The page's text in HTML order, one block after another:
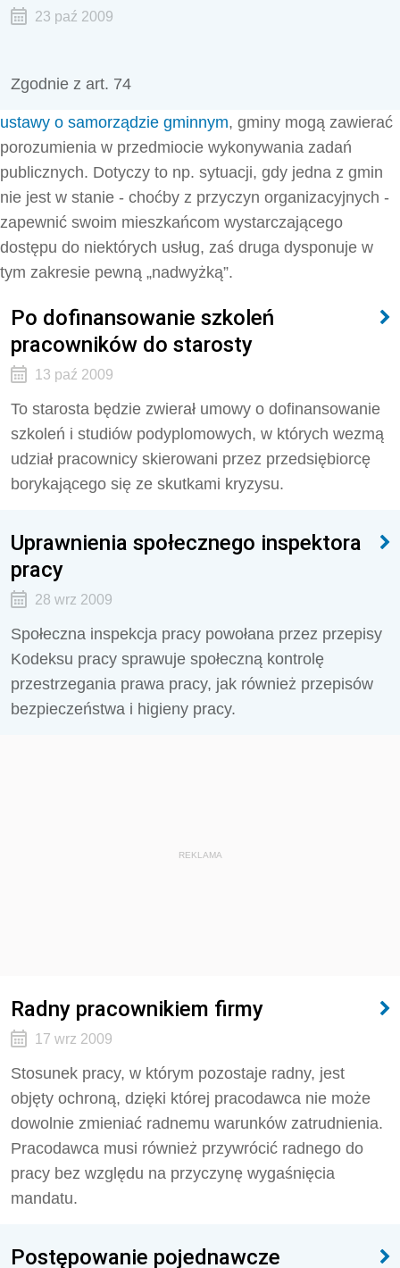
23 paź 2009
Zgodnie z art. 74
ustawy o samorządzie gminnym, gminy mogą zawierać
porozumienia w przedmiocie wykonywania zadań
publicznych. Dotyczy to np. sytuacji, gdy jedna z gmin
nie jest w stanie - choćby z przyczyn organizacyjnych -
zapewnić swoim mieszkańcom wystarczającego
dostępu do niektórych usług, zaś druga dysponuje w
tym zakresie pewną „nadwyżką”.
Po dofinansowanie szkoleń
pracowników do starosty
13 paź 2009
To starosta będzie zwierał umowy o dofinansowanie
szkoleń i studiów podyplomowych, w których wezmą
udział pracownicy skierowani przez przedsiębiorcę
borykającego się ze skutkami kryzysu.
Uprawnienia społecznego inspektora
pracy
28 wrz 2009
Społeczna inspekcja pracy powołana przez przepisy
Kodeksu pracy sprawuje społeczną kontrolę
przestrzegania prawa pracy, jak również przepisów
bezpieczeństwa i higieny pracy.
REKLAMA
Radny pracownikiem firmy
17 wrz 2009
Stosunek pracy, w którym pozostaje radny, jest
objęty ochroną, dzięki której pracodawca nie może
dowolnie zmieniać radnemu warunków zatrudnienia.
Pracodawca musi również przywrócić radnego do
pracy bez względu na przyczynę wygaśnięcia
mandatu.
Postępowanie pojednawcze